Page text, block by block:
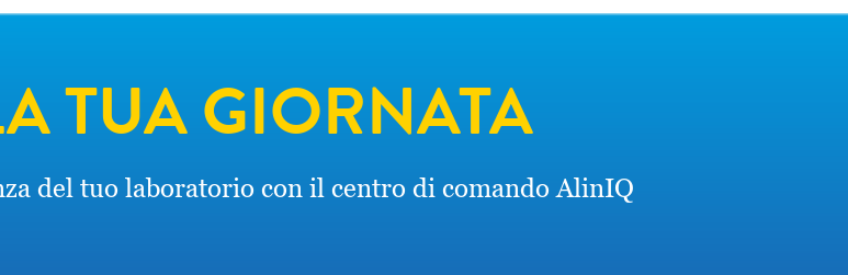
TUA GIORNATA
del tuo laboratorio con il centro di comando AlinIQ